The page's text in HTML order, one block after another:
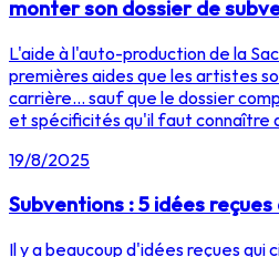
monter son dossier de
L'aide à l'auto-production de la
premières aides que les artistes
carrière... sauf que le dossier
et spécificités qu'il faut connaître
19/8/2025
Subventions : 5 idées
Il y a beaucoup d'idées reçues qui